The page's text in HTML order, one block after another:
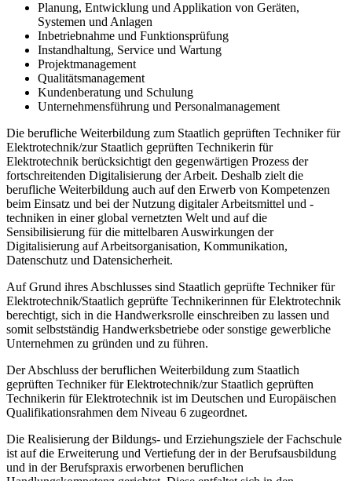
Planung, Entwicklung und Applikation von Geräten,
Systemen und Anlagen
Inbetriebnahme und Funktionsprüfung
Instandhaltung, Service und Wartung
Projektmanagement
Qualitätsmanagement
Kundenberatung und Schulung
Unternehmensführung und Personalmanagement
Die berufliche Weiterbildung zum Staatlich geprüften Techniker für
Elektrotechnik/zur Staatlich geprüften Technikerin für
Elektrotechnik berücksichtigt den gegenwärtigen Prozess der
fortschreitenden Digitalisierung der Arbeit. Deshalb zielt die
berufliche Weiterbildung auch auf den Erwerb von Kompetenzen
beim Einsatz und bei der Nutzung digitaler Arbeitsmittel und -
techniken in einer global vernetzten Welt und auf die
Sensibilisierung für die mittelbaren Auswirkungen der
Digitalisierung auf Arbeitsorganisation, Kommunikation,
Datenschutz und Datensicherheit.
Auf Grund ihres Abschlusses sind Staatlich geprüfte Techniker für
Elektrotechnik/Staatlich geprüfte Tech­nikerinnen für Elektrotechnik
berechtigt, sich in die Handwerksrolle einschreiben zu lassen und
somit selbstständig Handwerksbetriebe oder sonstige gewerbliche
Unter­nehmen zu gründen und zu führen.
Der Abschluss der beruflichen Weiterbildung zum Staatlich
geprüften Techniker für Elek­trotechnik/zur Staatlich geprüften
Technikerin für Elektrotechnik ist im Deutschen und Europäischen
Qualifikationsrahmen dem Niveau 6 zugeordnet.
Die Realisierung der Bildungs- und Erziehungsziele der Fachschule
ist auf die Erweite­rung und Vertiefung der in der Berufsausbildung
und in der Berufspraxis erworbenen beruflichen